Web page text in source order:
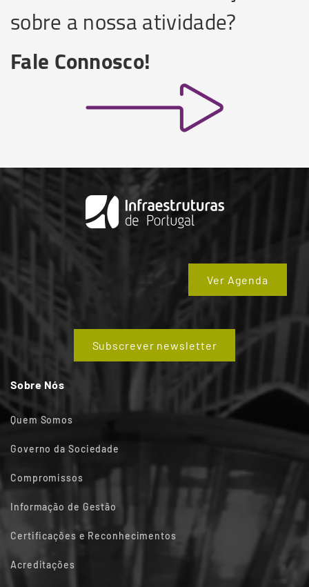
sobre a nossa atividade?
Fale Connosco!
Ver Agenda
Subscrever newsletter
Sobre Nós
Quem Somos
Governo da Sociedade
Compromissos
Informação de Gestão
Certificações e Reconhecimentos
Acreditações